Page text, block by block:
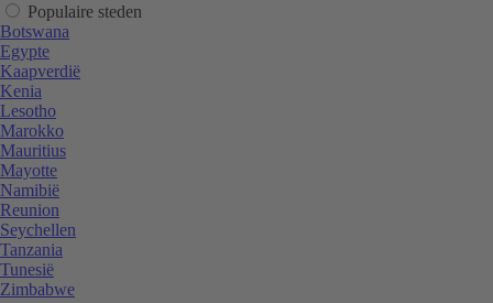
Populaire steden
Botswana
Egypte
Kaapverdië
Kenia
Lesotho
Marokko
Mauritius
Mayotte
Namibië
Reunion
Seychellen
Tanzania
Tunesië
Zimbabwe